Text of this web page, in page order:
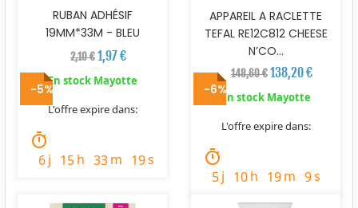
RUBAN ADHÉSIF
19MM*33M - BLEU
2,10 €1,97 €
En stock Mayotte
L'offre expire dans:
timer
6j 15h 33m 18s
APPAREIL A RACLETTE
TEFAL RE12C812 CHEESE
N’CO...
148,60 €138,20 €
En stock Mayotte
L'offre expire dans:
timer
5j 10h 19m 8s
-5% -6%